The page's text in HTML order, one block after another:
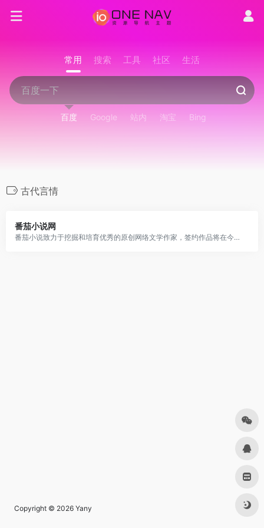
常用 搜索 工具 社区 生活
百度 Google 站内 淘宝 Bing
古代言情
番茄小说网
番茄小说致力于挖掘和培育优秀的原创网络文学作家，签约作品将在今日头条、番茄小说等 app 上分发给过亿用户。番茄小说网提供玄幻小说,武侠小说,原创小说,网游小说,都市小说,言情小说,青春小说,历史小说,军事小说,网游小说,科幻小说,恐怖小说,首发小说,最新章节免费小说,热门小说,精品小说,好看小说,小说连载,小说排行榜,小说在线阅读,小说下载
Copyright © 2026 Yany